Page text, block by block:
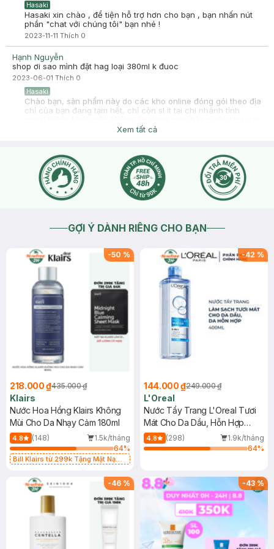
Hasaki
Hasaki xin chào , để tiện hỗ trợ hơn cho bạn , bạn nhấn nút
phần "chat với chúng tôi" bạn nhé !
2023-11-11 Thích 0
Hạnh Nguyễn
shop ơi sao mình đặt hag loại 380ml k đuoc
2023-06-01 Thích 0
Hasaki
Chào bạn, sản phẩm này do các kho online đóng gói theo địa
chỉ của bạn đang tạm hết, chỉ còn sl ít tại chi nhánh tỉnh
khác, bạn thông cảm đặt lại sau nhé
Xem tất cả
GỢI Ý DÀNH RIÊNG CHO BẠN
-50 %
218.000 ₫435.000 ₫
Klairs
Nước Hoa Hồng Klairs Không
Mùi Cho Da Nhạy Cảm 180ml
4.8 (148)
1.5k/tháng
64%
Bill Klairs từ 299k Tặng Mặt Nạ
25ml (SL Có Hạn)
-42 %
144.000 ₫249.000 ₫
L'Oreal
Nước Tẩy Trang L'Oreal Tươi
Mát Cho Da Dầu, Hỗn Hợp
400ml
4.8 (298)
1.9k/tháng
64%
-46 % -43%